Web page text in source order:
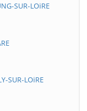
SUR-LOiRE
SUR-LOiRE